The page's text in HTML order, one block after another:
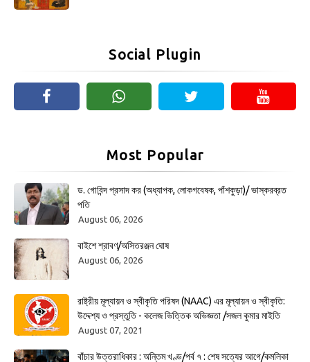
Social Plugin
Most Popular
ড. গোবিন্দ প্রসাদ কর (অধ্যাপক, লোকগবেষক, পাঁশকুড়া)/ ভাস্করব্রত
পতি
August 06, 2026
বাইশে শ্রাবণ/অসিতরঞ্জন ঘোষ
August 06, 2026
রাষ্ট্রীয় মূল্যায়ন ও স্বীকৃতি পরিষদ (NAAC) এর মূল্যায়ন ও স্বীকৃতি:
উদ্দেশ্য ও প্রস্তুতি - কলেজ ভিত্তিক অভিজ্ঞতা /সজল কুমার মাইতি
August 07, 2021
বাঁচার উত্তরাধিকার : অন্তিম খণ্ড/পর্ব ৭ : শেষ সত্যের আগে/কমলিকা